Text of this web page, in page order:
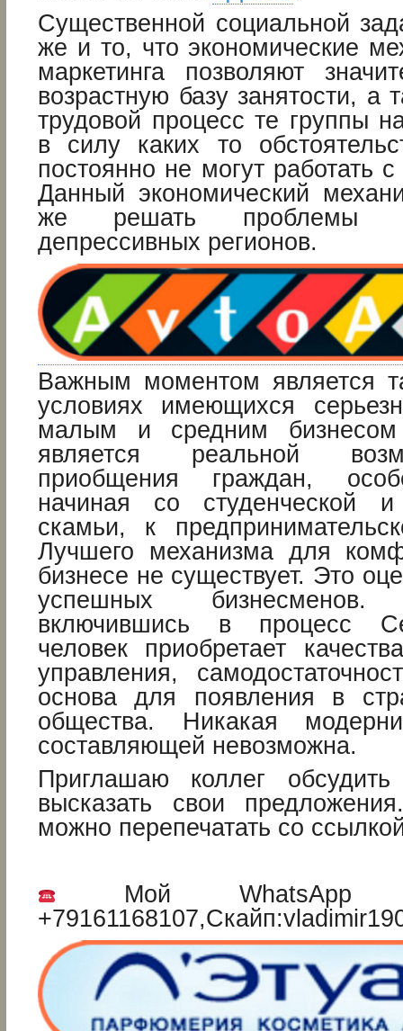
Существенной социальной
же и то, что экономические
маркетинга позволяют
возрастную базу занятости, а
трудовой процесс те группы
в силу каких то
постоянно не могут работать
Данный экономический
же решать проблемы
депрессивных регионов.
Важным моментом является
условиях имеющихся
малым и средним бизнесом
является реальной
приобщения граждан,
начиная со студенческой
скамьи, к
Лучшего механизма для
бизнесе не существует. Это
успешных
включившись в процесс
человек приобретает
управления,
основа для появления в
общества. Никакая
составляющей невозможна.
Приглашаю коллег
высказать свои
можно перепечатать со
Мой WhatsApp